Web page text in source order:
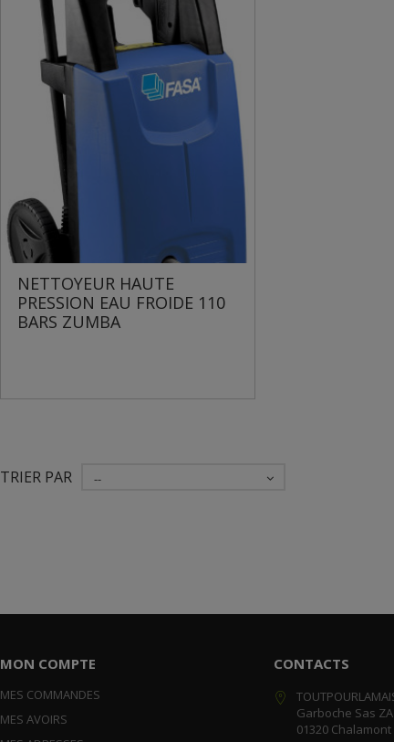
NETTOYEUR HAUTE
PRESSION EAU FROIDE 110
BARS ZUMBA
TRIER PAR --
MON COMPTE
MES COMMANDES
MES AVOIRS
CONTACTS
Garboche Sas
01320 Chalamont